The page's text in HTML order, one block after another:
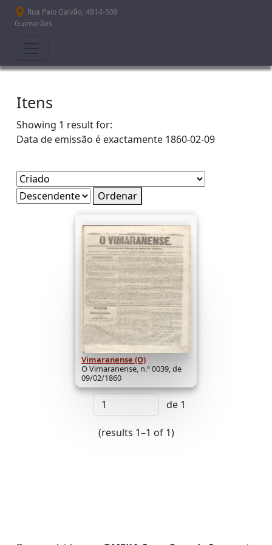
Passar para o conteúdo principal
Rua Paio Galvão, 4814-509
Guimarães
Itens
Showing 1 result for:
Data de emissão é exactamente 1860-02-09
Ordenar
Vimaranense (O)
O Vimaranense, n.º 0039, de
09/02/1860
de 1
(results 1–1 of 1)